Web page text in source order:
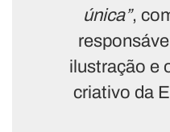
única”,
ilustração e
criativo da